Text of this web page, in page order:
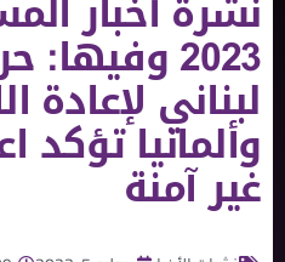
2023
لبناني لإعادة
وألمانيا تؤكد
غير آمنة